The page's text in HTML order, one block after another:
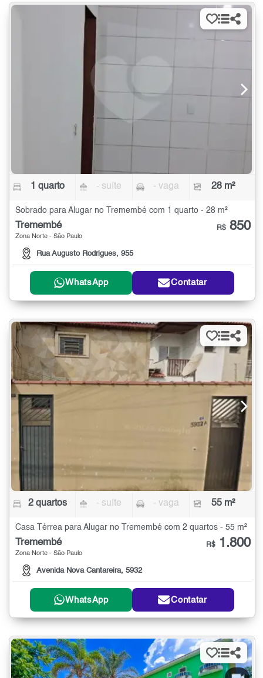
1 quarto - suíte - vaga 28 m²
Sobrado para Alugar no Tremembé com 1 quarto - 28 m²
Tremembé
Zona Norte - São Paulo
Rua Augusto Rodrigues, 955
R$ 850
WhatsApp Contatar
2 quartos - suíte - vaga 55 m²
Casa Térrea para Alugar no Tremembé com 2 quartos - 55 m²
Tremembé
Zona Norte - São Paulo
Avenida Nova Cantareira, 5932
R$ 1.800
WhatsApp Contatar